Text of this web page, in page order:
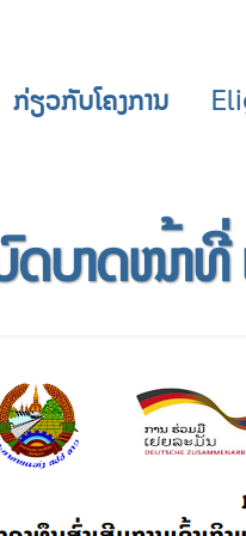
ກ່ຽວກັບໂຄງການ
ບາດໜ້າທີ່